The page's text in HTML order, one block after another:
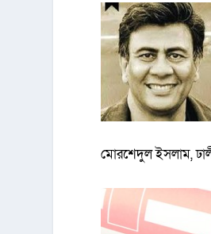
মোরশেদুল ইসলাম,